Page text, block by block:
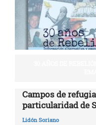
Campos de
particularidad de
Lidón Soriano